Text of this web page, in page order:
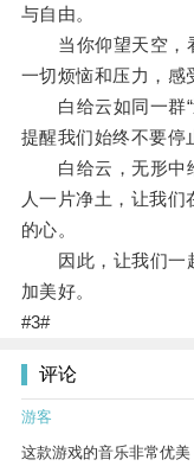
与自由。
当你仰望天空，看
一切烦恼和压力，感
白给云如同一群“
提醒我们始终不要停
白给云，无形中给
人一片净土，让我
的心。
因此，让我们一起
加美好。
#3#
评论
游客
这款游戏的音乐非常优美